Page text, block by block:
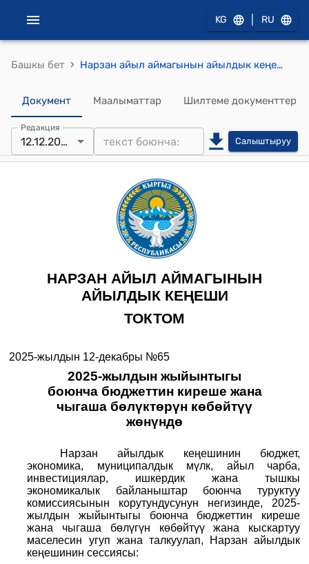
KG RU
Башкы бет › Нарзан айыл аймагынын айылдык кеңешинин 2025-жылдын 12-декабрындагы № 65 "2025-жылдын жыйынтыгы боюнча бюджеттин киреше жана чыгаша бөлүктөрүн көбөйтүү жөнүндө" токтому
Документ Маалыматтар Шилтеме документтер
Редакция
12.12.2025 Салыштыруу